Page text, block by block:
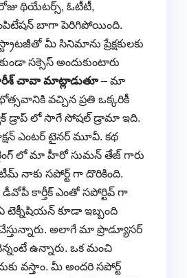
థియేటర్స్, ఓటీటీ,
బాగా పెరిగిపోయింది.
మీ సినిమాను ప్రేక్షకులకు
సక్సెస్ అందుకుంటారు
చావా మాట్లాడుతూ – మా
వచ్చిన ప్రతి ఒక్కరికీ
డ్రాప్ లో సాగే సోషల్ డ్రామా ఇది.
ఎంటర్ టైనర్ మూవీ. కథ
లో మా హీరో సుమన్ తేజ్ గారు
నాకు సపోర్ట్ గా దొరికింది.
కార్తీక్ ఎంతో సపోర్టివ్ గా
టెక్నీషియన్ కూడా ఇబ్బంది
అలాగే మా ప్రొడ్యూసర్
ఉన్నారు. ఒక మంచి
వస్తాం. మీ అందరి సపోర్ట్